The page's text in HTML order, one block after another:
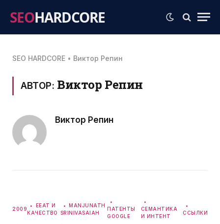
SEOHARDCORE
SEO HARDCORE • Виктор Репин
АВТОР: Виктор Репин
Виктор Репин
2009
EEAT И
КАЧЕСТВО
MANJUNATH
SRINIVASAIAH
ПАТЕНТЫ
GOOGLE
СЕМАНТИКА
И ИНТЕНТ
ССЫЛКИ